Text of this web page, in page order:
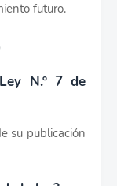
futuro.
N.º 7 de
su publicación